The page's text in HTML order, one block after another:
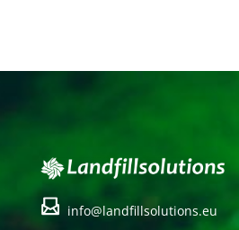
info@landfillsolutions.eu